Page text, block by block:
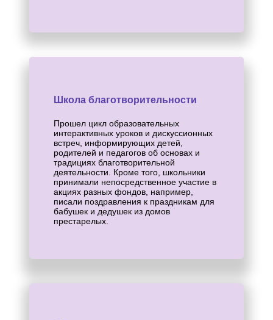
Школа благотворительности
Прошел цикл образовательных
интерактивных уроков и дискуссионных
встреч, информирующих детей,
родителей и педагогов об основах и
традициях благотворительной
деятельности. Кроме того, школьники
принимали непосредственное участие в
акциях разных фондов, например,
писали поздравления к праздникам для
бабушек и дедушек из домов
престарелых.